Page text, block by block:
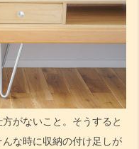
検索
がないこと。そうすると
な時に収納の付け足しが